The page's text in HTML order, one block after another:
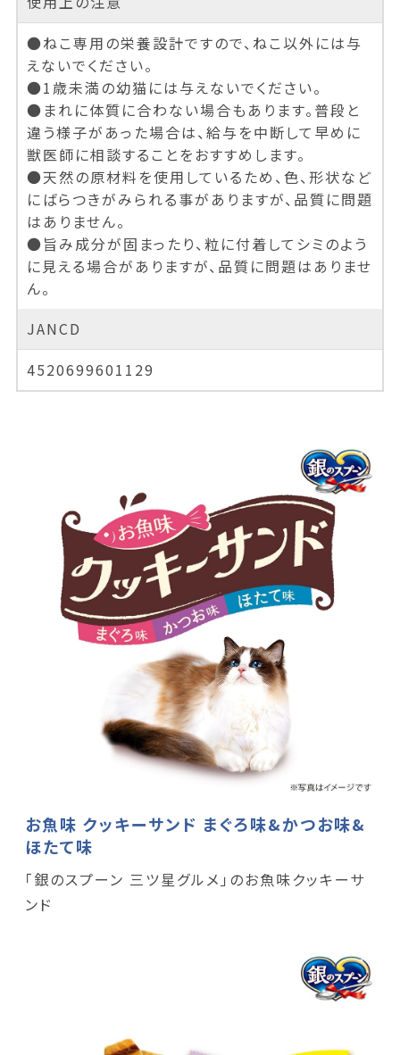
●ねこ専用の栄養設計ですので、ねこ以外には与
えないでください。
●1歳未満の幼猫には与えないでください。
●まれに体質に合わない場合もあります。普段と
違う様子があった場合は、給与を中断して早めに
獣医師に相談することをおすすめします。
●天然の原材料を使用しているため、色、形状など
にばらつきがみられる事がありますが、品質に問題
はありません。
●旨み成分が固まったり、粒に付着してシミのよう
に見える場合がありますが、品質に問題はありませ
ん。
JANCD
4520699601129
お魚味 クッキーサンド まぐろ味&かつお味&
ほたて味
「銀のスプーン 三ツ星グルメ」のお魚味クッキーサ
ンド